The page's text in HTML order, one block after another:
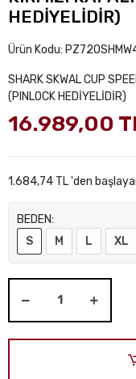
HEDİYELİDİR)
Ürün Kodu:
SHARK SKWAL CUP
(PINLOCK HEDİYELİDİR)
16.989,00
1.684,74 TL 'den
BEDEN:
S
M L XL